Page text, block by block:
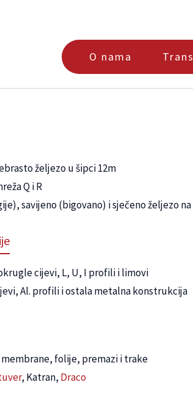
O nama
željezo u šipci 12m
Q i R
savijeno (bigovano) i sječeno željezo
cijevi, L, U, I profili i limovi
Al. profili i ostala metalna konstrukcija
folije, premazi i trake
, Katran, Draco